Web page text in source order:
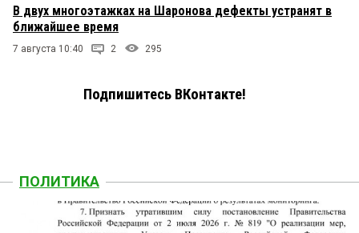
В двух многоэтажках на Шаронова дефекты устранят в
ближайшее время
7 августа 10:40 2 295
Подпишитесь ВКонтакте!
ПОЛИТИКА